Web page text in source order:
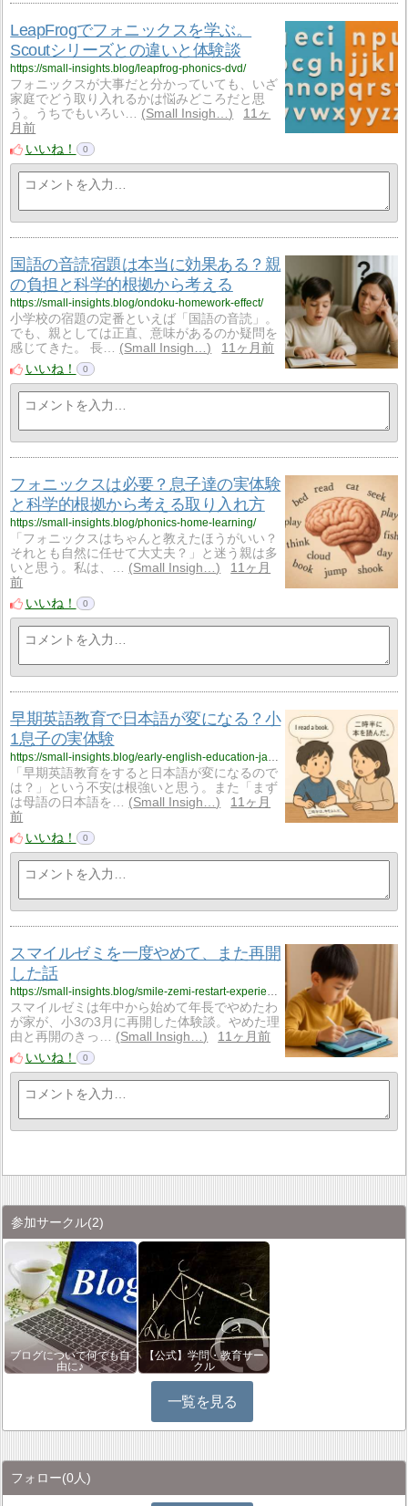
LeapFrogでフォニックスを学ぶ。
Scoutシリーズとの違いと体験談
https://small-insights.blog/leapfrog-phonics-dvd/
フォニックスが大事だと分かっていても、いざ
家庭でどう取り入れるかは悩みどころだと思
う。うちでもいろい…
Small Insigh…
11ヶ
月前
いいね！
0
国語の音読宿題は本当に効果ある？親
の負担と科学的根拠から考える
https://small-insights.blog/ondoku-homework-effect/
小学校の宿題の定番といえば「国語の音読」。
でも、親としては正直、意味があるのか疑問を
感じてきた。 長…
Small Insigh…
11ヶ月前
いいね！
0
フォニックスは必要？息子達の実体験
と科学的根拠から考える取り入れ方
https://small-insights.blog/phonics-home-learning/
「フォニックスはちゃんと教えたほうがいい？
それとも自然に任せて大丈夫？」と迷う親は多
いと思う。私は、…
Small Insigh…
11ヶ月
前
いいね！
0
早期英語教育で日本語が変になる？小
1息子の実体験
「早期英語教育をすると日本語が変になるので
は？」という不安は根強いと思う。また「まず
は母語の日本語を…
Small Insigh…
11ヶ月
前
いいね！
0
スマイルゼミを一度やめて、また再開
した話
https://small-insights.blog/smile-zemi-restart-experience/
スマイルゼミは年中から始めて年長でやめたわ
が家が、小3の3月に再開した体験談。やめた理
由と再開のきっ…
Small Insigh…
11ヶ月前
いいね！
0
参加サークル(2)
ブログについて何でも自
由に♪
【公式】学問・教育サー
クル
一覧を見る
フォロー(0人)